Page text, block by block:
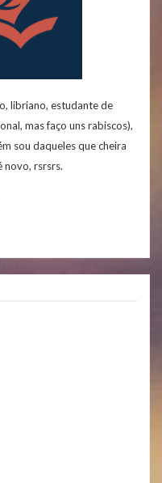
libriano, estudante de
mas faço uns rabiscos),
sou daqueles que cheira
rsrsrs.